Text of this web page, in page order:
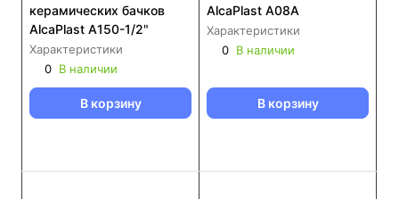
керамических бачков
AlcaPlast A150-1/2"
Характеристики
0 В наличии
В корзину
AlcaPlast A08A
Характеристики
0 В наличии
В корзину